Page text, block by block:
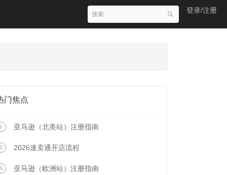
登录/注册
门焦点
1 亚马逊（北美站）注册指南
2 2026速卖通开店流程
3 亚马逊（欧洲站）注册指南